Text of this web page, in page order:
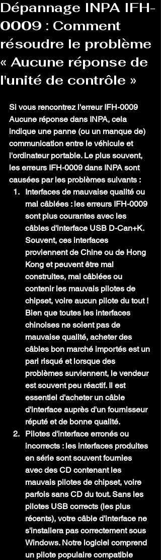
Dépannage INPA IFH-
0009 : Comment
résoudre le problème
« Aucune réponse de
l'unité de contrôle »
Si vous rencontrez l'erreur IFH-0009
Aucune réponse dans INPA, cela
indique une panne (ou un manque de)
communication entre le véhicule et
l'ordinateur portable. Le plus souvent,
les erreurs IFH-0009 dans INPA sont
causées par les problèmes suivants :
Interfaces de mauvaise qualité ou
mal câblées : les erreurs IFH-0009
sont plus courantes avec les
câbles d'interface USB D-Can+K.
Souvent, ces interfaces
proviennent de Chine ou de Hong
Kong et peuvent être mal
construites, mal câblées ou
contenir les mauvais pilotes de
chipset, voire aucun pilote du tout !
Bien que toutes les interfaces
chinoises ne soient pas de
mauvaise qualité, acheter des
câbles bon marché importés est un
pari risqué et lorsque des
problèmes surviennent, le vendeur
est souvent peu réactif. Il est
essentiel d'acheter un câble
d'interface auprès d'un fournisseur
réputé et de bonne qualité.
Pilotes d'interface erronés ou
incorrects : les interfaces produites
en série sont souvent fournies
avec des CD contenant les
mauvais pilotes de chipset, voire
parfois sans CD du tout. Sans les
pilotes USB corrects (les plus
récents), votre câble d'interface ne
s'installera pas correctement sous
Windows. Notre logiciel comprend
un pilote populaire compatible